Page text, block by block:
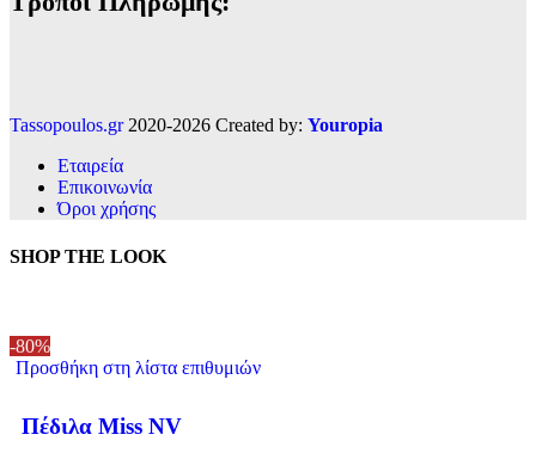
Tassopoulos.gr2020-2026 Created by: Youropia
Εταιρεία
Επικοινωνία
Όροι χρήσης
SHOP THE LOOK
-80%
Προσθήκη στη λίστα επιθυμιών
Πέδιλα Miss NV